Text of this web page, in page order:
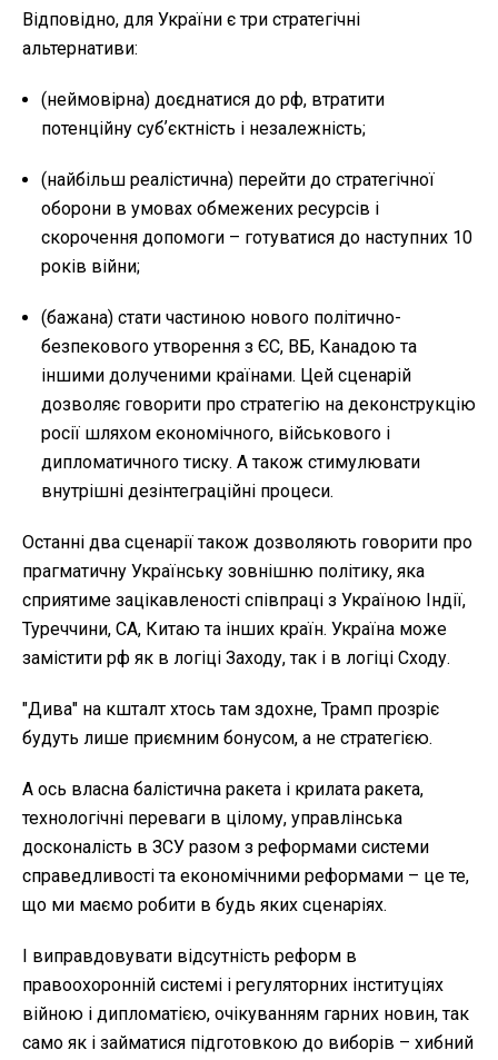
Відповідно, для України є три стратегічні
альтернативи:
(неймовірна) доєднатися до рф, втратити
потенційну субʼєктність і незалежність;
(найбільш реалістична) перейти до стратегічної
оборони в умовах обмежених ресурсів і
скорочення допомоги – готуватися до наступних 10
років війни;
(бажана) стати частиною нового політично-
безпекового утворення з ЄС, ВБ, Канадою та
іншими долученими країнами. Цей сценарій
дозволяє говорити про стратегію на деконструкцію
росії шляхом економічного, військового і
дипломатичного тиску. А також стимулювати
внутрішні дезінтеграційні процеси.
Останні два сценарії також дозволяють говорити про
прагматичну Українську зовнішню політику, яка
сприятиме зацікавленості співпраці з Україною Індії,
Туреччини, СА, Китаю та інших країн. Україна може
замістити рф як в логіці Заходу, так і в логіці Сходу.
"Дива" на кшталт хтось там здохне, Трамп прозріє
будуть лише приємним бонусом, а не стратегією.
А ось власна балістична ракета і крилата ракета,
технологічні переваги в цілому, управлінська
досконалість в ЗСУ разом з реформами системи
справедливості та економічними реформами – це те,
що ми маємо робити в будь яких сценаріях.
І виправдовувати відсутність реформ в
правоохоронній системі і регуляторних інституціях
війною і дипломатією, очікуванням гарних новин, так
само як і займатися підготовкою до виборів – хибний